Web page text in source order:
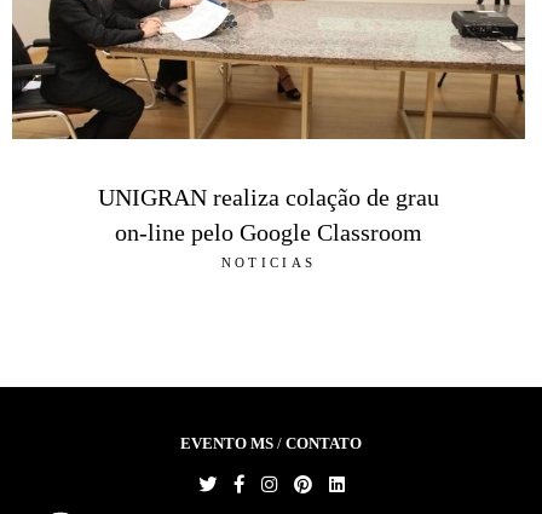
UNIGRAN realiza colação de grau
on-line pelo Google Classroom
NOTICIAS
EVENTO MS / CONTATO